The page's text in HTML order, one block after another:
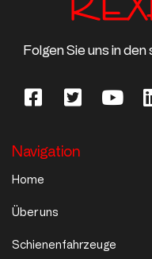
Folgen Sie uns in
Navigation
Home
Über uns
Schienenfahrzeuge